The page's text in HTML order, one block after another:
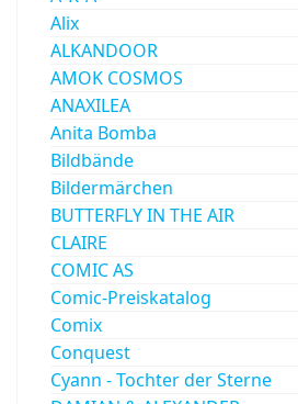
Alix
ALKANDOOR
AMOK COSMOS
ANAXILEA
Anita Bomba
Bildbände
Bildermärchen
BUTTERFLY IN THE AIR
CLAIRE
COMIC AS
Comic-Preiskatalog
Comix
Conquest
Cyann - Tochter der Sterne